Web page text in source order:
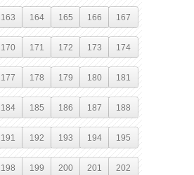
163 164 165 166 167
170 171 172 173 174
177 178 179 180 181
184 185 186 187 188
191 192 193 194 195
198 199 200 201 202